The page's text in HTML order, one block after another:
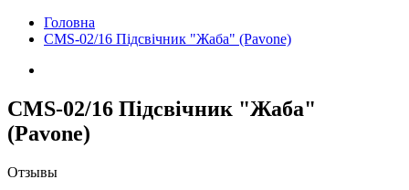
Головна
CMS-02/16 Підсвічник "Жаба" (Pavone)
CMS-02/16 Підсвічник "Жаба"
(Pavone)
Отзывы